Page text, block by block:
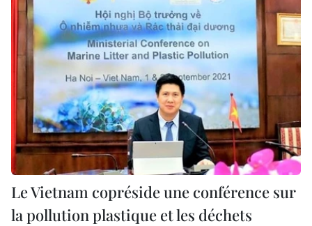
Le Vietnam copréside une conférence sur
la pollution plastique et les déchets